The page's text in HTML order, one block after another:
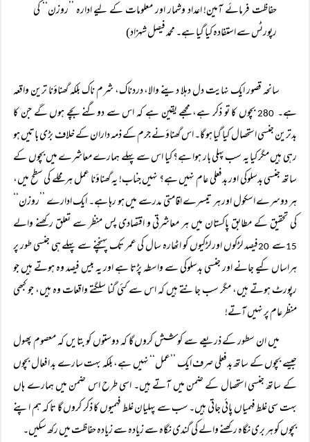
حفاظت فرمائے آمین! اعداد وشمار اور معلومات کے لیے ادارہ ’’روزن‘‘ کی
رپورٹس سے استفادہ کیا گیا ہے۔ محمد فیصل شہزاد)
سانحہ قصور ایک نہایت دل دہلا دینے والا، دردناک، شرم ناک بلکہ گھناؤنا ترین واقعہ
ہے۔
بچوں کا تو ذکر ہے، مجھے یقین ہے کہ اس سے دوگنے بچے ہوں گے جن کا
بدترین جنسی استحصال کیا گیا ہو گا۔ اس گھناؤنے جرم کے ذمہ داران کے خلاف بڑی باتیں ہو
رہی ہیں مگر کیا یہ سب پہلی بار ہوا ہے؟ کیا اس سے پہلے ہمارے معاشرے میں بچوں کے
ساتھ جنسی بدسلوکی اور بدفعلی عام نہیں ہے؟ نہیں جناب! یہ گھناؤنا عمل ہر محلے کی سطح میں،
ہر دوسرے اسکول اور ہر تیسرے اقامتی مدرسے میں ہو رہا ہے۔ ایک ادارے ’’روزن‘‘
کی تحقیق کے مطابق پاکستان میں ہر معاشرتی و اقتصادی پس منظر سے تعلق رکھنے والے
15سے 20
فیصد لڑکوں اور لڑکیوں کو اٹھارہ سال کی عمر تک پہنچنے سے پہلے ہی جنسی طور پر
ہراساں کیے جانے اور جنسی بدسلوکی سے واسطہ پڑتا ہے اور یہ بیس فیصد وہ ہوتے ہیں جو
رپورٹ ہوتے ہیں، مگر سب جانتے ہیں کہ اس سے کئی گنا سلگتے واقعات وہ ہیں، جو کبھی
منظر عام پر نہیں آتے!
میں ان سطور کے ذریعے سے کوشش کروں گا کہ دوستوں کو بتايں کہ معصوم پھول
جیسے بچوں کے ساتھ بدفعلی صرف ایک ’’عمل‘‘ نہیں ہے، بلکہ بہت سارے بد افعال بچوں
کے ساتھ جنسی استحصال کے ضمن میں آتے ہیں۔ اسی طرح اس ضمن میں ہمارے ہاں
بہت سی غلط فہمیاں پائی جاتی ہیں۔ سب سے پہلیان غلط فہمیوں کا ذکر کروں گا تا کہ ہم اپنے
بچوں کو ہر بری نگاہ رکھنے والے کی گندی نگاہ سے زیادہ سے زیادہ حفاظت میں رکھ سکیں۔